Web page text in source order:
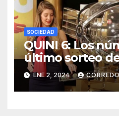
SOCIEDAD
QUINI 6: Los
último sorteo
fue
ENE 2, 2024